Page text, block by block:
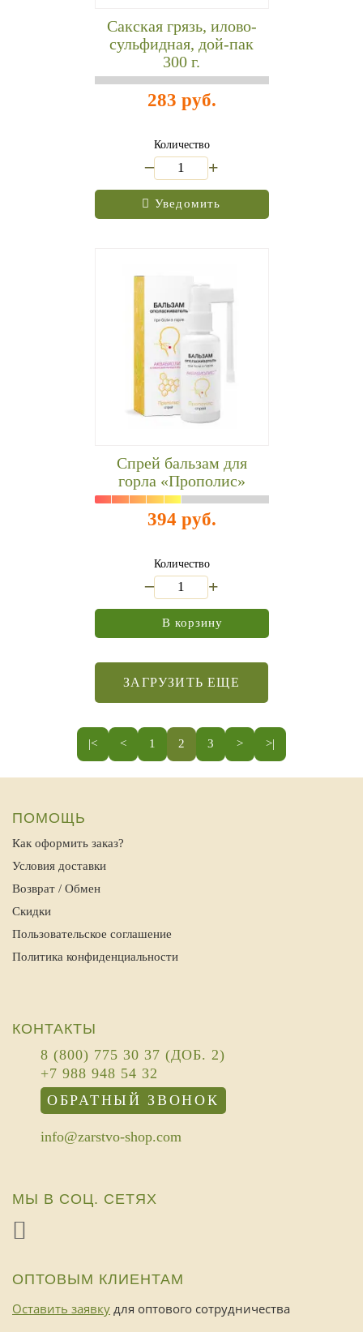
Сакская грязь, илово-
сульфидная, дой-пак
300 г.
283 руб.
Количество
+
Уведомить
Спрей бальзам для
горла «Прополис»
394 руб.
Количество
+
В корзину
ЗАГРУЗИТЬ ЕЩЕ
|< < 1 2 3 > >|
ПОМОЩЬ
Как оформить заказ?
Условия доставки
Возврат / Обмен
Скидки
Пользовательское соглашение
Политика конфиденциальности
КОНТАКТЫ
8 (800) 775 30 37 (ДОБ. 2)
+7 988 948 54 32
ОБРАТНЫЙ ЗВОНОК
info@zarstvo-shop.com
МЫ В СОЦ. СЕТЯХ
ОПТОВЫМ КЛИЕНТАМ
Оставить заявку для оптового сотрудничества